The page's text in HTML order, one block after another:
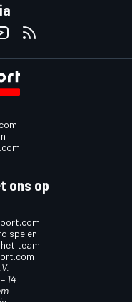
ons op
spelen
team
14